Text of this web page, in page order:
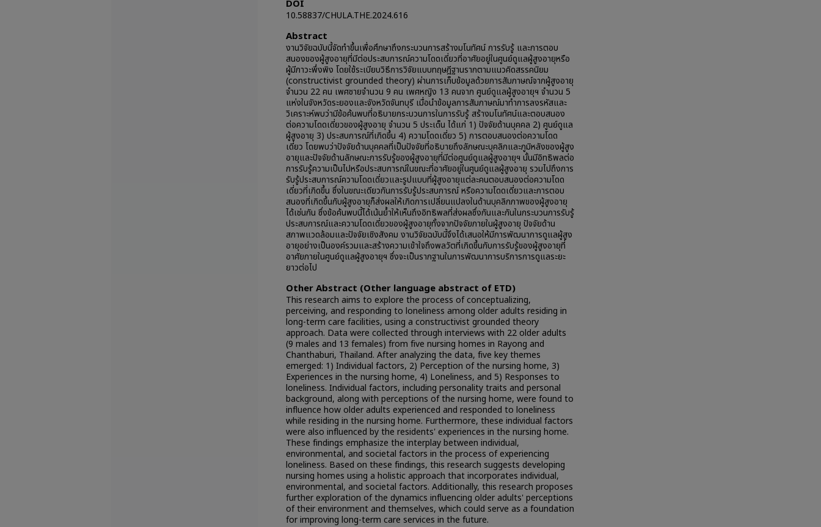
DOI
10.58837/CHULA.THE.2024.616
Abstract
งานวิจัยฉบับนี้จัดทำขึ้นเพื่อศึกษาถึงกระบวนการสร้างมโนทัศน์ การรับรู้ และการตอบ
สนองของผู้สูงอายุที่มีต่อประสบการณ์ความโดดเดี่ยวที่อาศัยอยู่ในศูนย์ดูแลผู้สูงอายุหรือ
ผู้มีภาวะพึ่งพิง โดยใช้ระเบียบวิธีการวิจัยแบบทฤษฎีฐานรากตามแนวคิดสรรคนิยม
(constructivist grounded theory) ผ่านการเก็บข้อมูลด้วยการสัมภาษณ์จากผู้สูงอายุ
จำนวน 22 คน เพศชายจำนวน 9 คน เพศหญิง 13 คนจาก ศูนย์ดูแลผู้สูงอายุฯ จำนวน 5
แห่งในจังหวัดระยองและจังหวัดจันทบุรี เมื่อนำข้อมูลการสัมภาษณ์มาทำการลงรหัสและ
วิเคราะห์พบว่ามีข้อค้นพบที่อธิบายกระบวนการในการรับรู้ สร้างมโนทัศน์และตอบสนอง
ต่อความโดดเดี่ยวของผู้สูงอายุ จำนวน 5 ประเด็น ได้แก่ 1) ปัจจัยด้านบุคคล 2) ศูนย์ดูแล
ผู้สูงอายุ 3) ประสบการณ์ที่เกิดขึ้น 4) ความโดดเดี่ยว 5) การตอบสนองต่อความโดด
เดี่ยว โดยพบว่าปัจจัยด้านบุคคลที่เป็นปัจจัยที่อธิบายถึงลักษณะบุคลิกและภูมิหลังของผู้สูง
อายุและปัจจัยด้านลักษณะการรับรู้ของผู้สูงอายุที่มีต่อศูนย์ดูแลผู้สูงอายุฯ นั้นมีอิทธิพลต่อ
การรับรู้ความเป็นไปหรือประสบการณ์ในขณะที่อาศัยอยู่ในศูนย์ดูแลผู้สูงอายุ รวมไปถึงการ
รับรู้ประสบการณ์ความโดดเดี่ยวและรูปแบบที่ผู้สูงอายุแต่ละคนตอบสนองต่อความโดด
เดี่ยวที่เกิดขึ้น ซึ่งในขณะเดียวกันการรับรู้ประสบการณ์ หรือความโดดเดี่ยวและการตอบ
สนองที่เกิดขึ้นกับผู้สูงอายุก็ส่งผลให้เกิดการเปลี่ยนแปลงในด้านบุคลิกภาพของผู้สูงอายุ
ได้เช่นกัน ซึ่งข้อค้นพบนี้ได้เน้นย้ำให้เห็นถึงอิทธิพลที่ส่งผลซึ่งกันและกันในกระบวนการรับรู้
ประสบการณ์และความโดดเดี่ยวของผู้สูงอายุทั้งจากปัจจัยภายในผู้สูงอายุ ปัจจัยด้าน
สภาพแวดล้อมและปัจจัยเชิงสังคม งานวิจัยฉบับนี้จึงได้เสนอให้มีการพัฒนาการดูแลผู้สูง
อายุอย่างเป็นองค์รวมและสร้างความเข้าใจถึงพลวัตที่เกิดขึ้นกับการรับรู้ของผู้สูงอายุที่
อาศัยภายในศูนย์ดูแลผู้สูงอายุฯ ซึ่งจะเป็นรากฐานในการพัฒนาการบริการการดูแลระยะ
ยาวต่อไป
Other Abstract (Other language abstract of ETD)
This research aims to explore the process of conceptualizing,
perceiving, and responding to loneliness among older adults residing in
long-term care facilities, using a constructivist grounded theory
approach. Data were collected through interviews with 22 older adults
(9 males and 13 females) from five nursing homes in Rayong and
Chanthaburi, Thailand. After analyzing the data, five key themes
emerged: 1) Individual factors, 2) Perception of the nursing home, 3)
Experiences in the nursing home, 4) Loneliness, and 5) Responses to
loneliness. Individual factors, including personality traits and personal
background, along with perceptions of the nursing home, were found to
influence how older adults experienced and responded to loneliness
while residing in the nursing home. Furthermore, these individual factors
were also influenced by the residents' experiences in the nursing home.
These findings emphasize the interplay between individual,
environmental, and societal factors in the process of experiencing
loneliness. Based on these findings, this research suggests developing
nursing homes using a holistic approach that incorporates individual,
environmental, and societal factors. Additionally, this research proposes
further exploration of the dynamics influencing older adults' perceptions
of their environment and themselves, which could serve as a foundation
for improving long-term care services in the future.